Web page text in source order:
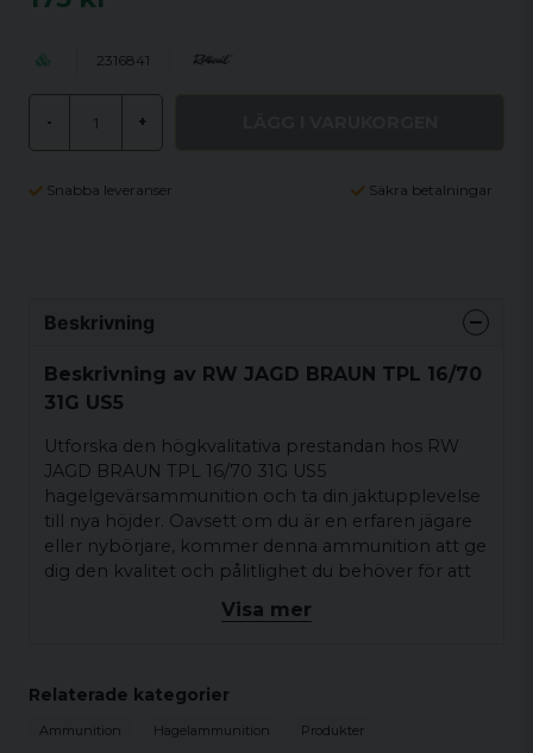
2316841
- +
Snabba leveranser Säkra betalningar
Beskrivning
Beskrivning av RW JAGD BRAUN TPL 16/70
31G US5
Utforska den högkvalitativa prestandan hos RW
JAGD BRAUN TPL 16/70 31G US5
hagelgevärsammunition och ta din jaktupplevelse
till nya höjder. Oavsett om du är en erfaren jägare
eller nybörjare, kommer denna ammunition att ge
dig den kvalitet och pålitlighet du behöver för att
på utmärkta jaktresultat.
Kaliber: 16/70
Vikt: 31 gram
Visa mer
Relaterade kategorier
Ammunition Hagelammunition Produkter